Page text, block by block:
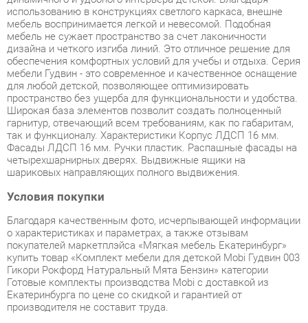
обеспечения комфортных условий для учебы и отдыха. Серия
мебели Гудвин - это современное и качественное оснащение
для любой детской, позволяющее оптимизировать
пространство без ущерба для функциональности и удобства.
Широкая база элементов позволит создать полноценный
гарнитур, отвечающий всем требованиям, как по габаритам,
так и функционалу. Характеристики Корпус ЛДСП 16 мм.
Фасады ЛДСП 16 мм. Ручки пластик. Распашные фасады на
четырехшарнирных дверях. Выдвижные ящики на
шариковых направляющих полного выдвижения.
Условия покупки
Благодаря качественным фото, исчерпывающей информации
о характеристиках и параметрах, а также отзывам
купить товар «Комплект мебели для детской Mobi Гудвин 003
Готовые комплекты производства Mobi с доставкой из
Екатеринбурга по цене со скидкой и гарантией от
производителя не составит труда.
Мы отправляем заказы в доставку ежедневно. Товары из
ассортимента в наличии на складе в Екатеринбурге вы
получите не позднее48-ми часовс момента оформления
заказа. Дополнительно вы можете заказать подъём на этаж
и сборку мебельных изделий.